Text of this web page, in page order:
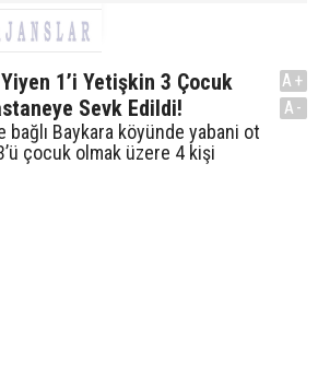
1’i Yetişkin 3 Çocuk
Sevk Edildi!
bağlı Baykara köyünde yabani ot
çocuk olmak üzere 4 kişi
A+
A-